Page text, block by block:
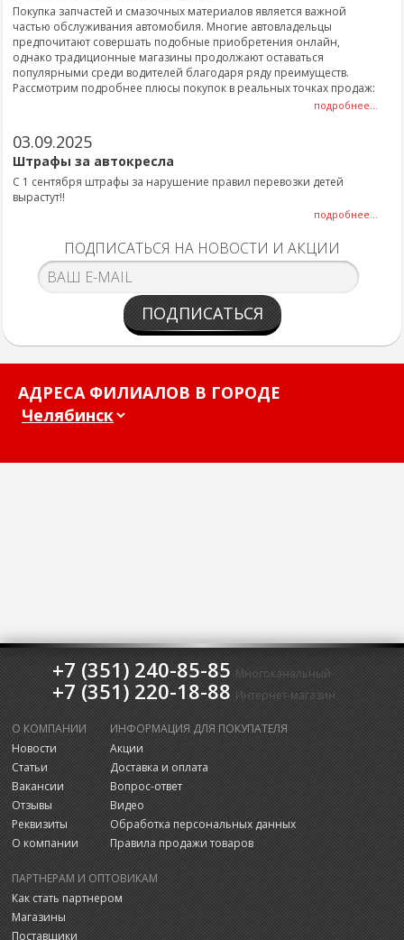
Покупка запчастей и смазочных материалов является важной
частью обслуживания автомобиля. Многие автовладельцы
предпочитают совершать подобные приобретения онлайн,
однако традиционные магазины продолжают оставаться
популярными среди водителей благодаря ряду преимуществ.
Рассмотрим подробнее плюсы покупок в реальных точках продаж:
подробнее...
03.09.2025
Штрафы за автокресла
С 1 сентября штрафы за нарушение правил перевозки детей
вырастут!!
подробнее...
ПОДПИСАТЬСЯ НА НОВОСТИ И АКЦИИ
ПОДПИСАТЬСЯ
АДРЕСА ФИЛИАЛОВ В ГОРОДЕ
+7 (351) 240-85-85 Многоканальный
+7 (351) 220-18-88 Интернет-магазин
О КОМПАНИИ
Новости
Статьи
Вакансии
Отзывы
Реквизиты
О компании
ИНФОРМАЦИЯ ДЛЯ ПОКУПАТЕЛЯ
Акции
Доставка и оплата
Вопрос-ответ
Видео
Обработка персональных данных
Правила продажи товаров
ПАРТНЕРАМ И ОПТОВИКАМ
Как стать партнером
Магазины
Поставщики